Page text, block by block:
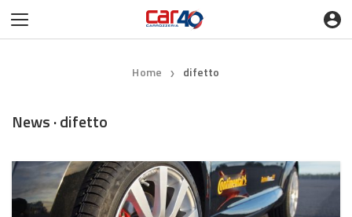
Home ❯ difetto
News · difetto